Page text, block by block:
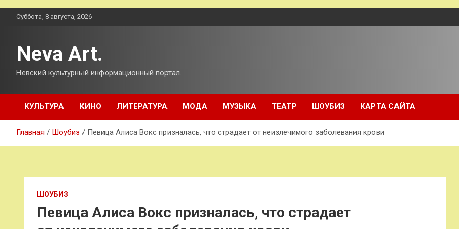
ПерейтиСуббота, 8 августа, 2026
Neva Art.
Невский культурный информационный портал.
КУЛЬТУРА КИНО ЛИТЕРАТУРА МОДА МУЗЫКА ТЕАТР ШОУБИЗ КАРТА САЙТА
Главная Шоубиз Певица Алиса Вокс призналась, что страдает от неизлечимого заболевания крови
ШОУБИЗ
Певица Алиса Вокс призналась, что страдает